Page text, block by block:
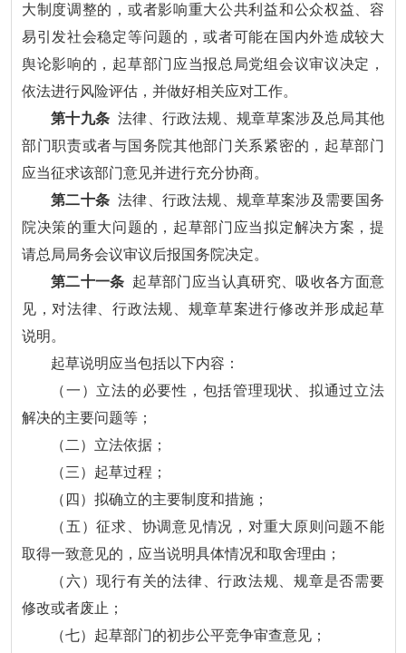
大制度调整的，或者影响重大公共利益和公众权益、容
易引发社会稳定等问题的，或者可能在国内外造成较大
舆论影响的，起草部门应当报总局党组会议审议决定，
依法进行风险评估，并做好相关应对工作。
第十九条 法律、行政法规、规章草案涉及总局其他
部门职责或者与国务院其他部门关系紧密的，起草部门
应当征求该部门意见并进行充分协商。
第二十条 法律、行政法规、规章草案涉及需要国务
院决策的重大问题的，起草部门应当拟定解决方案，提
请总局局务会议审议后报国务院决定。
第二十一条 起草部门应当认真研究、吸收各方面意
见，对法律、行政法规、规章草案进行修改并形成起草
说明。
起草说明应当包括以下内容：
（一）立法的必要性，包括管理现状、拟通过立法
解决的主要问题等；
（二）立法依据；
（三）起草过程；
（四）拟确立的主要制度和措施；
（五）征求、协调意见情况，对重大原则问题不能
取得一致意见的，应当说明具体情况和取舍理由；
（六）现行有关的法律、行政法规、规章是否需要
修改或者废止；
（七）起草部门的初步公平竞争审查意见；